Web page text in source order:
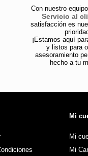
Con nuestro
Servicio al
satisfacción es
¡Estamos aquí
y listos para
asesoramiento
hecho a tu
Mi
Mi
Mi